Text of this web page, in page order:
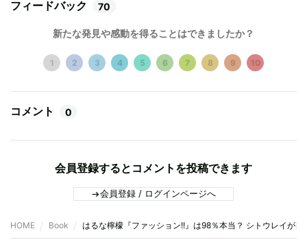
フィードバック 70
新たな発見や感動を得ることはできましたか？
1 2 3 4 5 6 7 8 9 10
コメント 0
会員登録するとコメントを投稿できます
会員登録 / ログインページへ
HOME Book はるな檸檬『ファッション!!』は98％本当？ シトウレイが